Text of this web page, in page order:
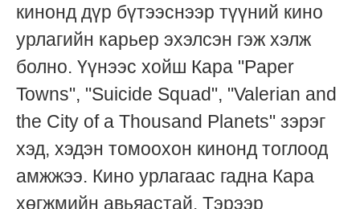
кинонд дүр бүтээснээр түүний кино
урлагийн карьер эхэлсэн гэж хэлж
болно. Үүнээс хойш Кара "Paper
Towns", "Suicide Squad", "Valerian and
the City of a Thousand Planets" зэрэг
хэд, хэдэн томоохон кинонд тоглоод
амжжээ. Кино урлагаас гадна Кара
хөгжмийн авьяастай. Тэрээр